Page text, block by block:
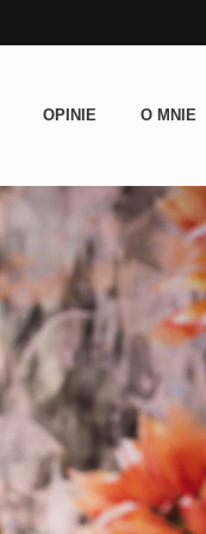
OPINIE O MNIE